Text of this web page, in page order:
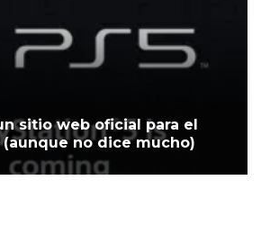
sitio web oficial para el
(aunque no dice mucho)